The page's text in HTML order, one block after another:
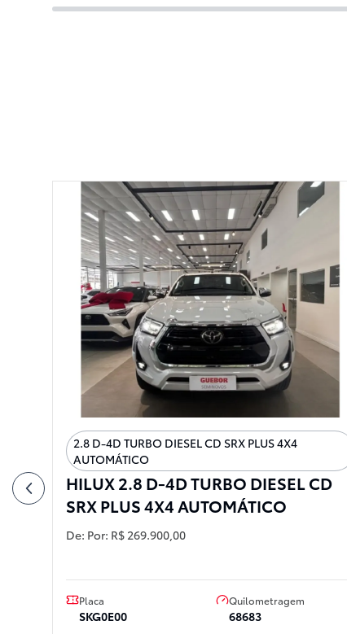
2.8 D-4D TURBO DIESEL CD SRX PLUS 4X4
AUTOMÁTICO
HILUX 2.8 D-4D TURBO DIESEL CD
SRX PLUS 4X4 AUTOMÁTICO
De: Por: R$ 269.900,00
Placa
SKG0E00
Quilometragem
68683